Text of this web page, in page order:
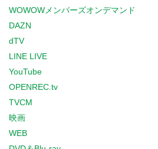
WOWOWメンバーズオンデマンド
DAZN
dTV
LINE LIVE
YouTube
OPENREC.tv
TVCM
映画
WEB